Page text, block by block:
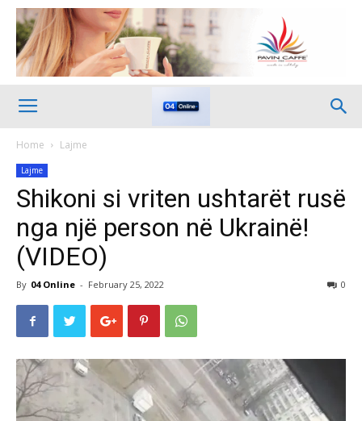
Home Lajme
Lajme
Shikoni si vriten ushtarët rusë
nga një person në Ukrainë!
(VIDEO)
By 04 Online - February 25, 2022 0